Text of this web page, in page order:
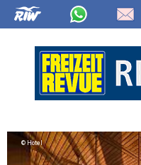
Hotel